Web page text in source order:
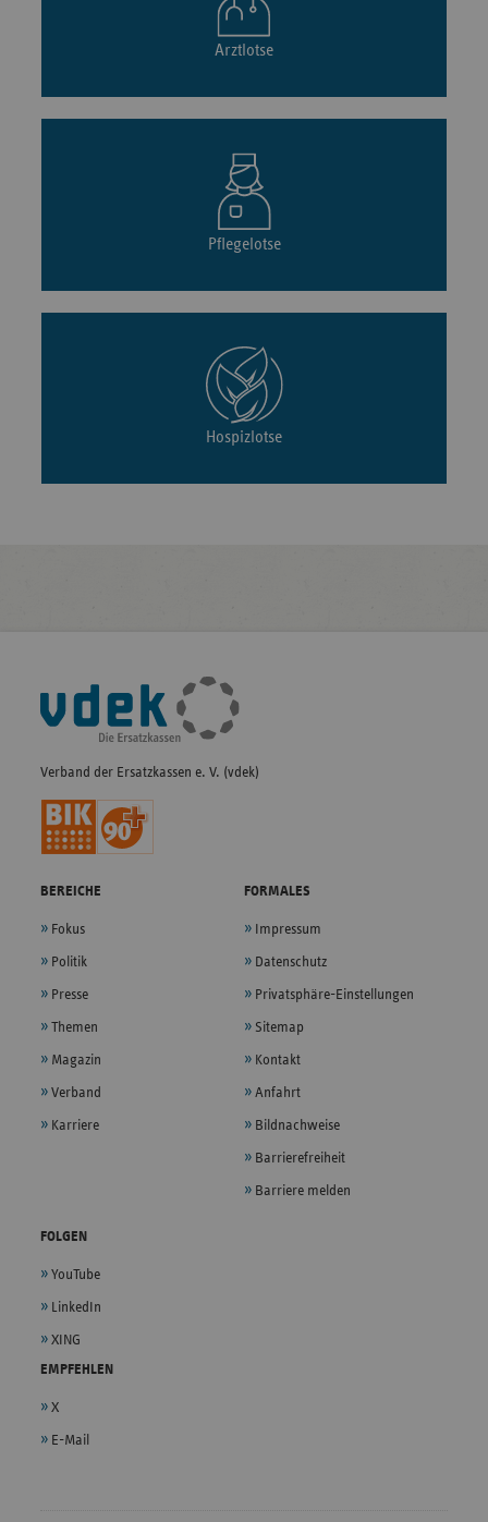
Arztlotse
Pflegelotse
Hospizlotse
Fußleisten-
Navigation
Verband der Ersatzkassen e. V. (vdek)
BEREICHE
Fokus
Politik
Presse
Themen
Magazin
Verband
Karriere
FORMALES
Impressum
Datenschutz
Privatsphäre-Einstellungen
Sitemap
Kontakt
Anfahrt
Bildnachweise
Barrierefreiheit
Barriere melden
FOLGEN
YouTube
LinkedIn
XING
EMPFEHLEN
X
E-Mail